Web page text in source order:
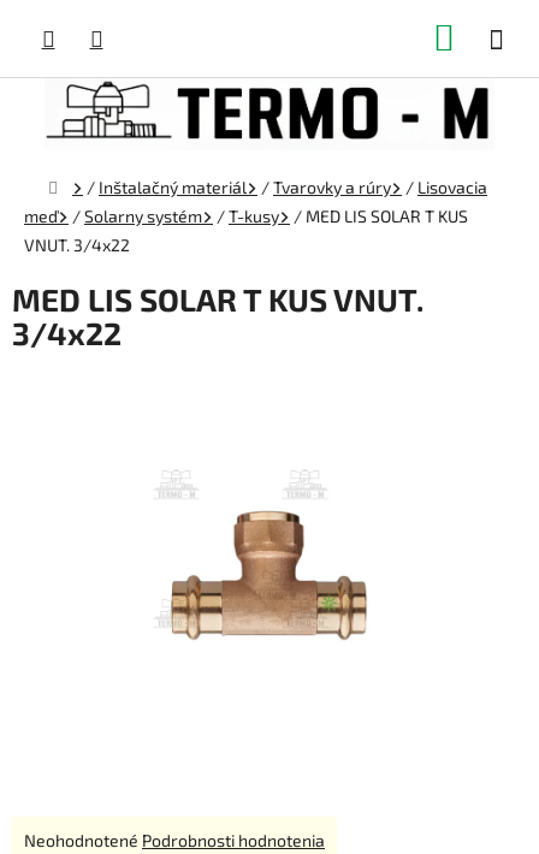
obsah
Domov
/ Inštalačný materiál /Tvarovky a rúry / Lisovacia
meď
/Solarny systém /T-kusy / MED LIS SOLAR T KUS
VNUT. 3/4x22
MED LIS SOLAR T KUS VNUT.
3/4x22
Priemerné
Neohodnotené Podrobnosti hodnotenia